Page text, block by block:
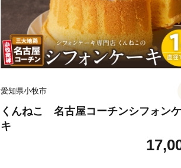
愛知県小牧市
くんねこ 名古屋コーチンシフォン
キ